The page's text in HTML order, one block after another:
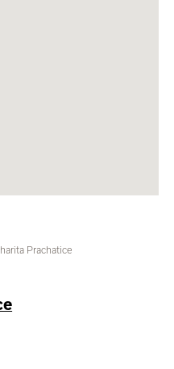
Prachatice